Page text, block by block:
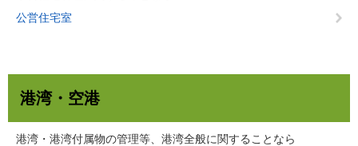
公営住宅室
港湾・空港
港湾・港湾付属物の管理等、港湾全般に関することなら